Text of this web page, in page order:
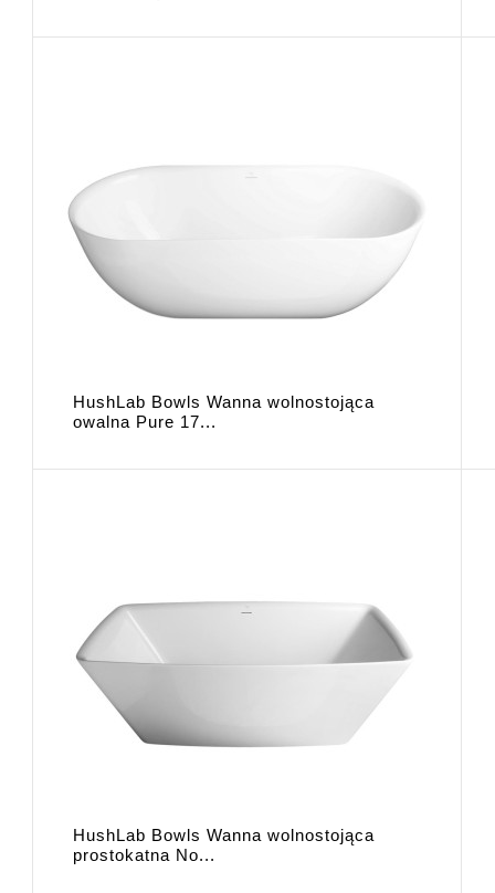
HushLab Bowls Wanna wolnostojąca
owalna Pure 17...
HushLab Bowls Wanna wolnostojąca
prostokatna No...